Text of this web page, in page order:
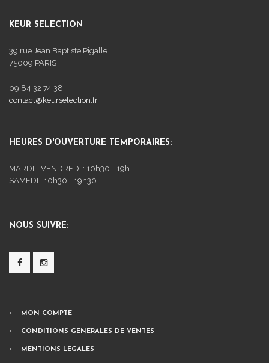
KEUR SELECTION
39 rue Jean Baptiste Pigalle
75009 PARIS
09 84 32 74 38
contact@keurselection.fr
HEURES D'OUVERTURE TEMPORAIRES:
MARDI - VENDREDI : 10h30 - 19h
SAMEDI : 10h30 - 19h30
NOUS SUIVRE:
MON COMPTE
CONDITIONS GENERALES DE VENTES
MENTIONS LEGALES